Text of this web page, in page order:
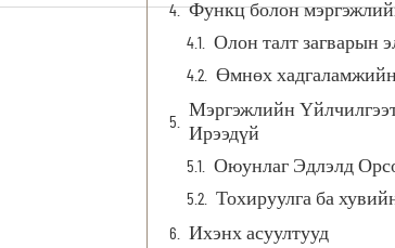
Функц болон
Олон талт загварын
Өмнөх
Мэргэжлийн
Ирээдүй
Оюунлаг Эдлэлд
Тохируулга ба
Ихэнх асуултууд